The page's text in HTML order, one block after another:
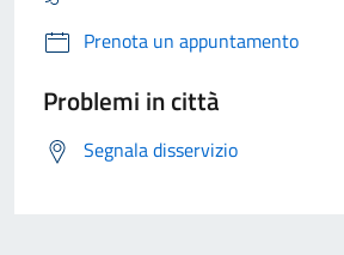
Prenota un appuntamento
Problemi in città
Segnala disservizio